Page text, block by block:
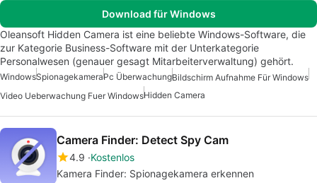
Download für Windows
Oleansoft Hidden Camera ist eine beliebte Windows-Software, die
zur Kategorie Business-Software mit der Unterkategorie
Personalwesen (genauer gesagt Mitarbeiterverwaltung) gehört.
WindowsSpionagekameraPc ÜberwachungBildschirm Aufnahme Für Windows
Video Ueberwachung Fuer WindowsHidden Camera
Camera Finder: Detect Spy Cam
4.9 Kostenlos
Kamera Finder: Spionagekamera erkennen